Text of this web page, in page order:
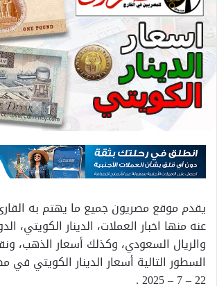
يقدم موقع مصريون جميع ما يهتم به
عنه منها اخبار العملات، الدينار الكويتي،
والريال السعودي، وكذلك أسعار الذهب،
السطور التالية أسعار الدينار الكويتي في
22 – 7 – 2025 .